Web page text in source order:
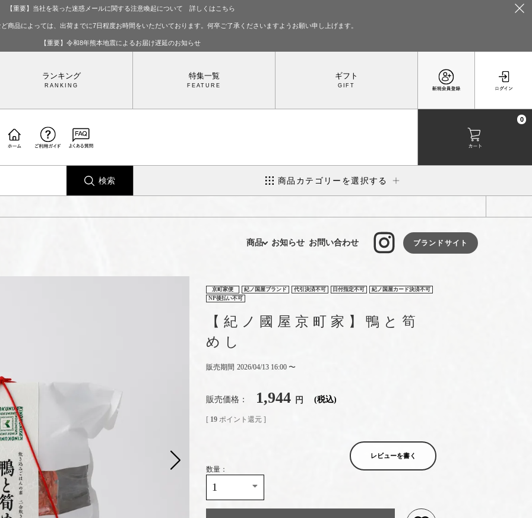
【重要】当社を装った迷惑メールに関する注意喚起について 詳しくはこちら
商品によっては、出荷までに7日程度お時間をいただいております。何卒ご了承くださいますようお願い申し上げます。
【重要】令和8年熊本地震によるお届け遅延のお知らせ
0
ランキング 特集一覧 ギフト
検索 商品カテゴリーを選択する
商品 お知らせ お問い合わせ ブランドサイト
京町家便 紀ノ国屋ブランド 代引決済不可 日付指定不可
紀ノ国屋カード決済不可
NP後払い不可
【紀ノ國屋京町家】鴨と筍
めし
販売期間 2026/04/13 16:00 〜
販売価格 1,944 税込
[ 19 ポイント還元 ]
レビューを書く